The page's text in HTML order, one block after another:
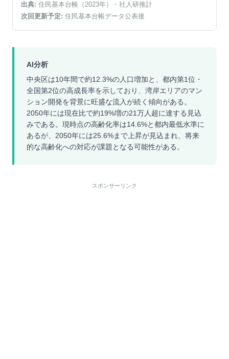
出典: 住民基本台帳（2023年）
・社人研推計
次回更新予定: 住民基本台帳データ公表後
AI分析
中央区は10年間で約12.3%の人口増加と、都内第1位・
全国第2位の高成長率を示しており、湾岸エリアのマン
ション開発を背景に旺盛な流入が続く傾向がある。
2050年には現在比で約19%増の21万人超に達する見込
みである。現時点の高齢化率は14.6%と都内最低水準に
あるが、2050年には25.6%まで上昇が見込まれ、将来
的な高齢化への対応が課題となる可能性がある。
スポンサーリンク